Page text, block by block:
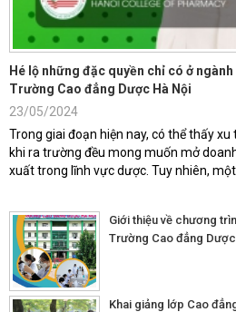
Hé lộ những đặc quyền chỉ có ở
Trường Cao đẳng Dược Hà Nội
23/05/2024
Trong giai đoạn hiện nay, có thể thấy
khi ra trường đều mong muốn mở
xuất trong lĩnh vực dược. Tuy nhiên, một
Giới thiệu về chương
Trường Cao đẳng
Khai giảng lớp Cao